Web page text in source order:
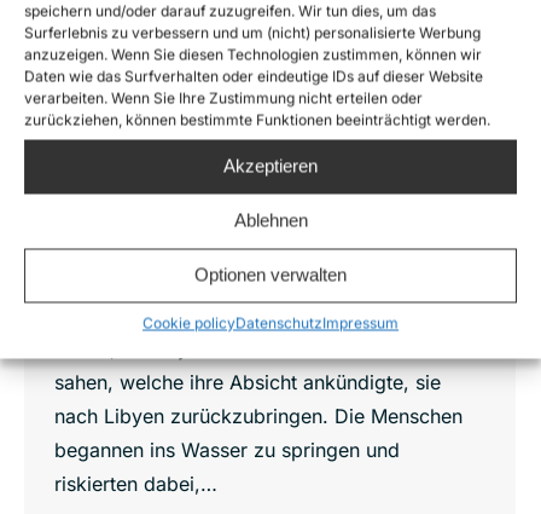
speichern und/oder darauf zuzugreifen. Wir tun dies, um das
Surferlebnis zu verbessern und um (nicht) personalisierte Werbung
anzuzeigen. Wenn Sie diesen Technologien zustimmen, können wir
Daten wie das Surfverhalten oder eindeutige IDs auf dieser Website
verarbeiten. Wenn Sie Ihre Zustimmung nicht erteilen oder
zurückziehen, können bestimmte Funktionen beeinträchtigt werden.
Akzeptieren
Ablehnen
Optionen verwalten
Cookie policyDatenschutzImpressum
„Wir wurden gezwungen, Massengräber
zu graben, um die Leichen der
Menschen zu begraben, die nach und
nach starben.“
News,Sea-Watch 3 VonJoshua Krüger 2. Mai 2018
Am Samstag, den 21. April, rettete Sea-Watch
ein Gummiboot 65 Seemeilen nördlich der
libyschen Küste in einer schwierigen
Rettungsaktion mit Momenten der Anpannung,
als die Leute, die in das Gummiboot gepfercht
sahen, welche ihre Absicht ankündigte, sie
nach Libyen zurückzubringen. Die Menschen
begannen ins Wasser zu springen und
riskierten dabei,…